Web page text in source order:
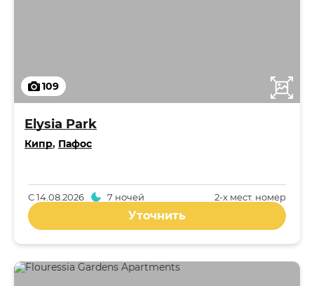
109
Elysia Park
Кипр, Пафос
2-x мест. номер
С14.08.2026 7 ночей
Уточнить